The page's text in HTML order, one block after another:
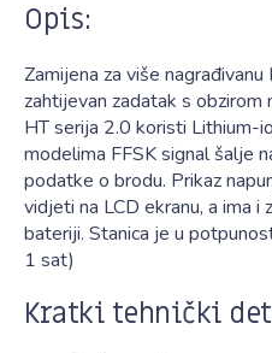
Opis:
Zamijena za više
zahtijevan zadatak s obzirom
HT serija 2.0 koristi Lithium-
modelima FFSK signal šalje
podatke o brodu. Prikaz
vidjeti na LCD ekranu, a ima i
bateriji. Stanica je u
1 sat)
Kratki tehnički